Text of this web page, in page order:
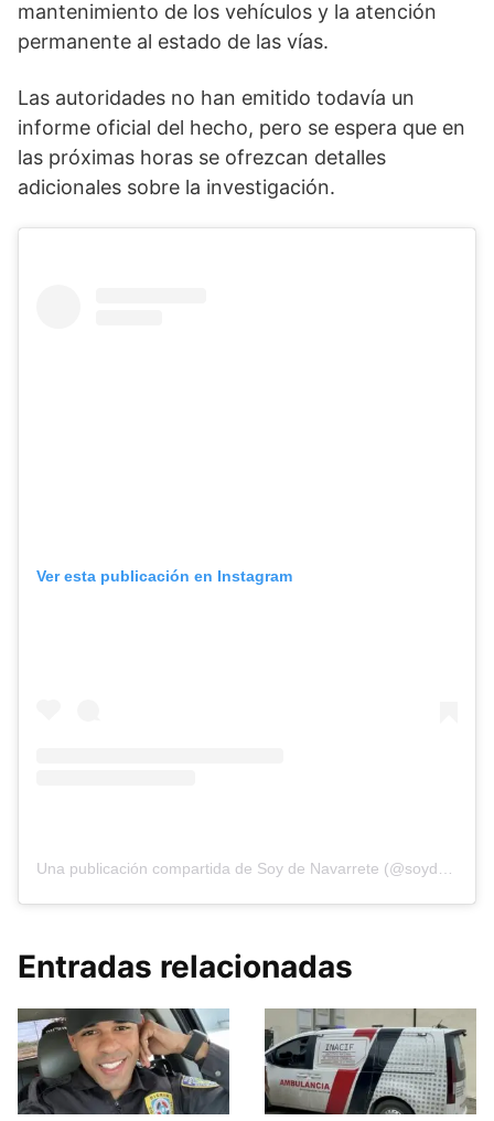
mantenimiento de los vehículos y la atención
permanente al estado de las vías.
Las autoridades no han emitido todavía un
informe oficial del hecho, pero se espera que en
las próximas horas se ofrezcan detalles
adicionales sobre la investigación.
Ver esta publicación en Instagram
Una publicación compartida de Soy de Navarrete (@soydenavarrete096)
Entradas relacionadas